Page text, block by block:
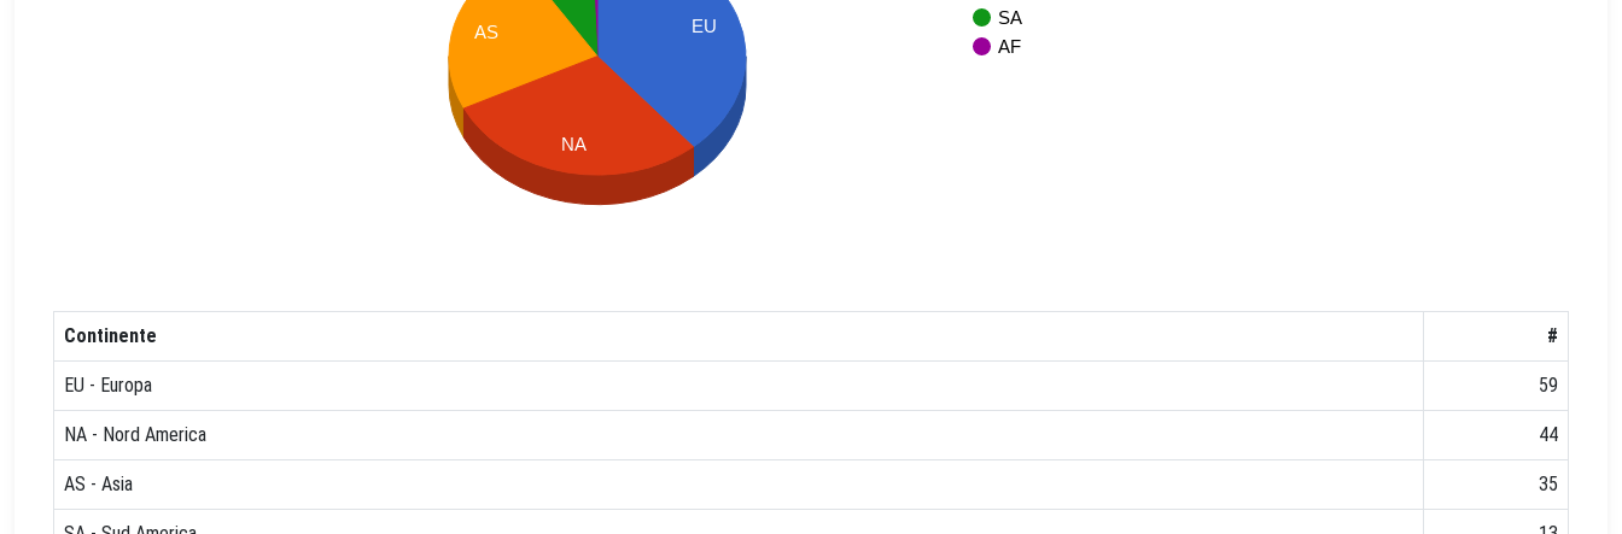
SA
AF
EU
AS
NA
Continente #
EU - Europa 59
NA - Nord America 44
AS - Asia 35